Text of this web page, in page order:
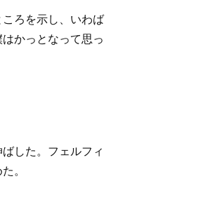
ろを示し、いわば
かっとなって思っ
した。フェルフィ
。